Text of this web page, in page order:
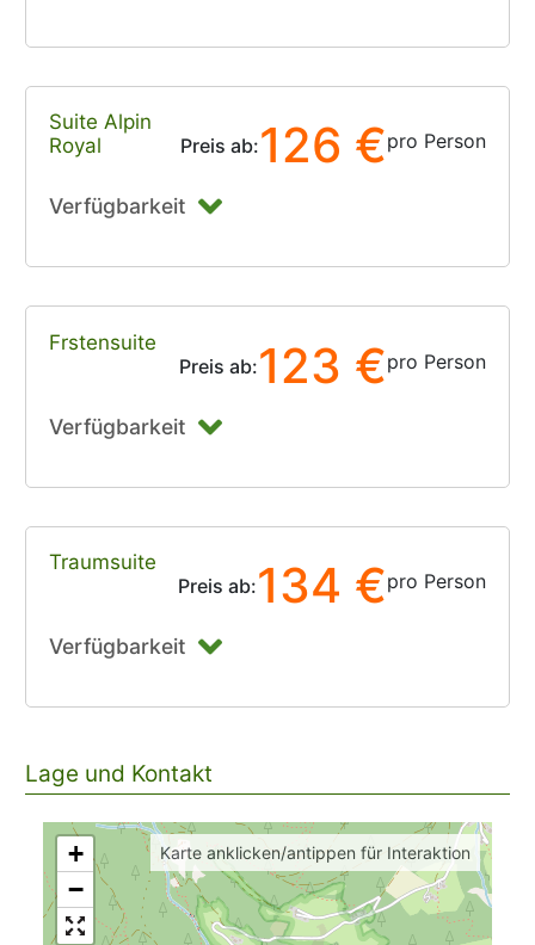
Suite Alpin
Royal
Preis ab:126 €pro Person
Verfügbarkeit
Frstensuite
Preis ab:123 €pro Person
Verfügbarkeit
Traumsuite
Preis ab:134 €pro Person
Verfügbarkeit
Lage und Kontakt
+
−
Karte anklicken/antippen für Interaktion